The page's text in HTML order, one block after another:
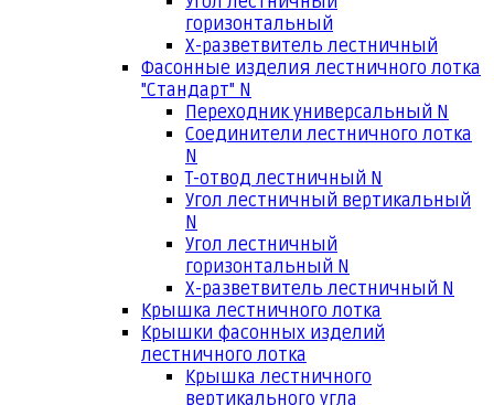
горизонтальный
Х-разветвитель лестничный
Фасонные изделия лестничного лотка
"Стандарт" N
Переходник универсальный N
Соединители лестничного лотка
N
Т-отвод лестничный N
Угол лестничный вертикальный
N
Угол лестничный
горизонтальный N
Х-разветвитель лестничный N
Крышка лестничного лотка
Крышки фасонных изделий
лестничного лотка
Крышка лестничного
вертикального угла